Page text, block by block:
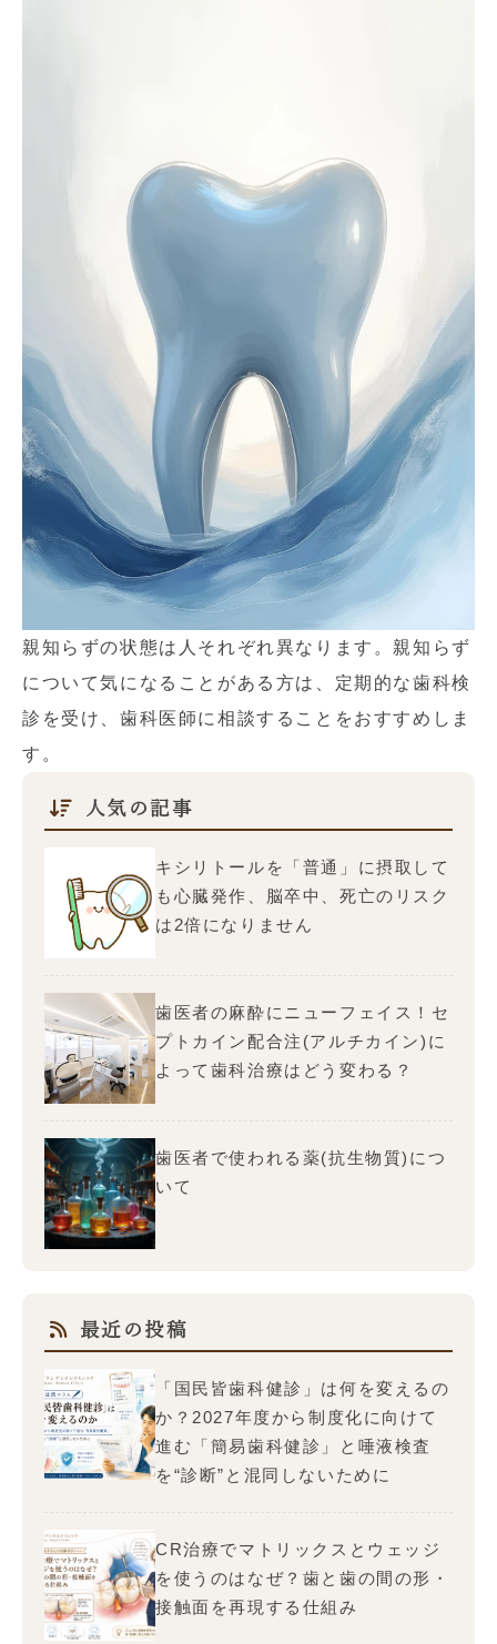
親知らずの状態は人それぞれ異なります。親知らず
について気になることがある方は、定期的な歯科検
診を受け、歯科医師に相談することをおすすめしま
す。
人気の記事
キシリトールを「普通」に摂取して
も心臓発作、脳卒中、死亡のリスク
は2倍になりません
歯医者の麻酔にニューフェイス！セ
プトカイン配合注(アルチカイン)に
よって歯科治療はどう変わる？
歯医者で使われる薬(抗生物質)につ
いて
最近の投稿
「国民皆歯科健診」は何を変えるの
か？2027年度から制度化に向けて
進む「簡易歯科健診」と唾液検査
を“診断”と混同しないために
CR治療でマトリックスとウェッジ
を使うのはなぜ？歯と歯の間の形・
接触面を再現する仕組み